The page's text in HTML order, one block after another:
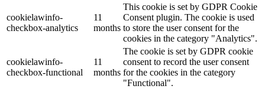
cookielawinfo-
checkbox-analytics
11
months
This cookie is set by GDPR Cookie
Consent plugin. The cookie is used
to store the user consent for the
cookies in the category "Analytics".
cookielawinfo-
checkbox-functional
11
months
The cookie is set by GDPR cookie
consent to record the user consent
for the cookies in the category
"Functional".